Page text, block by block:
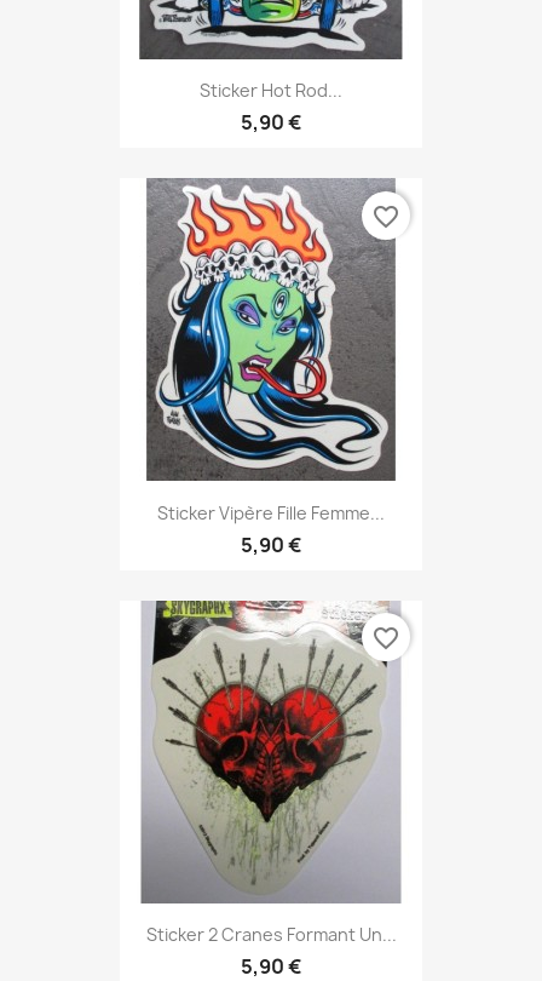
Sticker Hot Rod...
5,90 €
Sticker Vipère Fille Femme...
5,90 €
favorite_border
Sticker 2 Cranes Formant Un...
5,90 €
favorite_border